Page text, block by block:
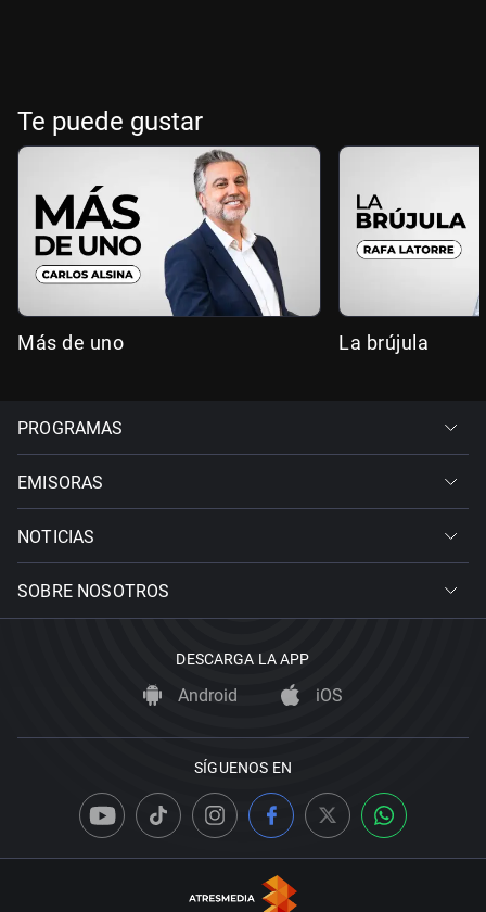
Te puede gustar
Más de uno La brújula
PROGRAMAS
EMISORAS
NOTICIAS
SOBRE NOSOTROS
DESCARGA LA APP
Android iOS
SÍGUENOS EN